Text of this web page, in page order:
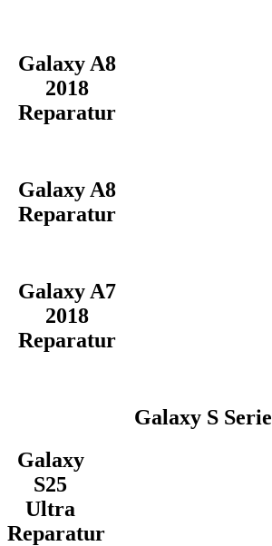
Galaxy A8
2018
Reparatur
Galaxy A8
Reparatur
Galaxy A7
2018
Reparatur
Galaxy S Serie
Galaxy
S25
Ultra
Reparatur